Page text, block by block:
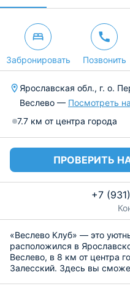
Забронировать Позвонить
Ярославская обл., г. о.
Веслево — Посмотреть
7.7 км от центра города
ПРОВЕРИТЬ
+7
«Веслево Клуб» — это
расположился в
Веслево, в 8 км от центра
Залесский. Здесь вы